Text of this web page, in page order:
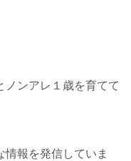
ノンアレ１歳を育てて
報を発信していま